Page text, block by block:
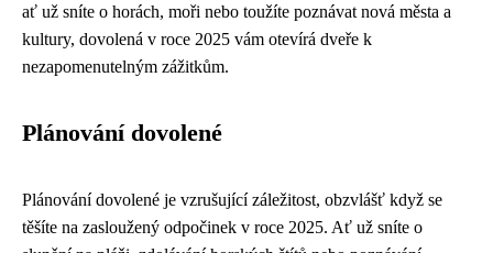
ať už sníte o horách, moři nebo toužíte poznávat nová města a
kultury, dovolená v roce 2025 vám otevírá dveře k
nezapomenutelným zážitkům.
Plánování dovolené
Plánování dovolené je vzrušující záležitost, obzvlášť když se
těšíte na zasloužený odpočinek v roce 2025. Ať už sníte o